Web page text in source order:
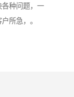
种问题，一
所急，。